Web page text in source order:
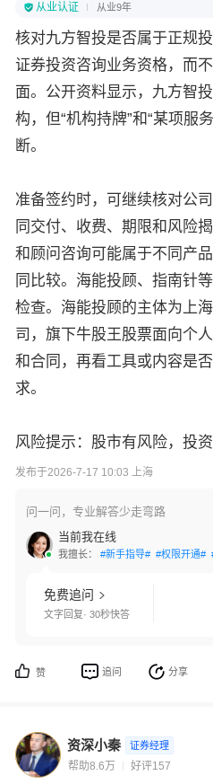
从业认证 从业9年
核对九方智投是否属于正规
证券投资咨询业务资格，而
面。公开资料显示，九方智
构，但“机构持牌”和“某项服
断。
准备签约时，可继续核对公
同交付、收费、期限和风险
和顾问咨询可能属于不同产
同比较。海能投顾、指南针
检查。海能投顾的主体为上
司，旗下牛股王股票面向个
和合同，再看工具或内容是
求。
风险提示：股市有风险，投资
发布于2026-7-17 10:03 上海
问一问，专业解答少走弯路
当前我在线
我擅长： #新手指导# #权限开通#
免费追问
文字回复· 30秒快答
赞 追问 分享
资深小秦 证券经理
帮助8.6万 好评157